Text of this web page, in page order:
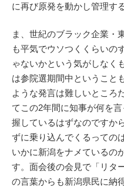
に再び原発を動かし管理す
ま、世紀のブラック企業・
も平気でウソつくくらいの
ゃないかという気がしなく
は参院選期間中ということ
ような発言は難しいところ
てこの2年間に知事が何を
握しているはずなのですか
ずに乗り込んでくるっての
いかに新潟をナメているの
す。面会後の会見で「リタ
の言葉からも新潟県民に納